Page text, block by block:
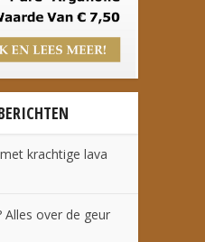
krachtige lava
Alles over de geur